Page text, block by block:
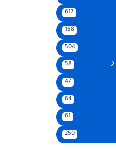
617
168
504
58
47
64
61
250